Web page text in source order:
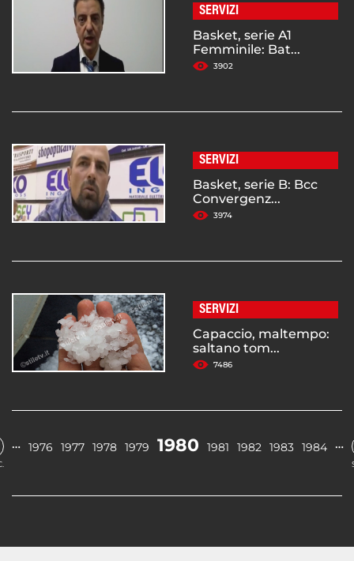
SERVIZI
Basket, serie A1
Femminile: Bat...
3902
SERVIZI
Basket, serie B: Bcc
Convergenz...
3974
SERVIZI
Capaccio, maltempo:
saltano tom...
7486
… 1976 1977 1978 1979 1980 1981 1982 1983 1984 …